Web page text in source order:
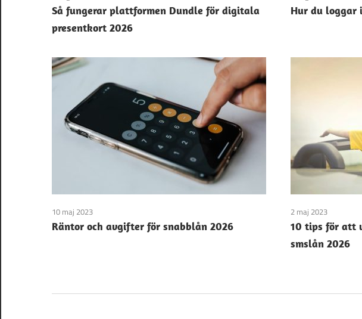
Så fungerar plattformen Dundle för digitala
presentkort 2026
Hur du loggar
10 maj 2023
Räntor och avgifter för snabblån 2026
2 maj 2023
10 tips för att
smslån 2026